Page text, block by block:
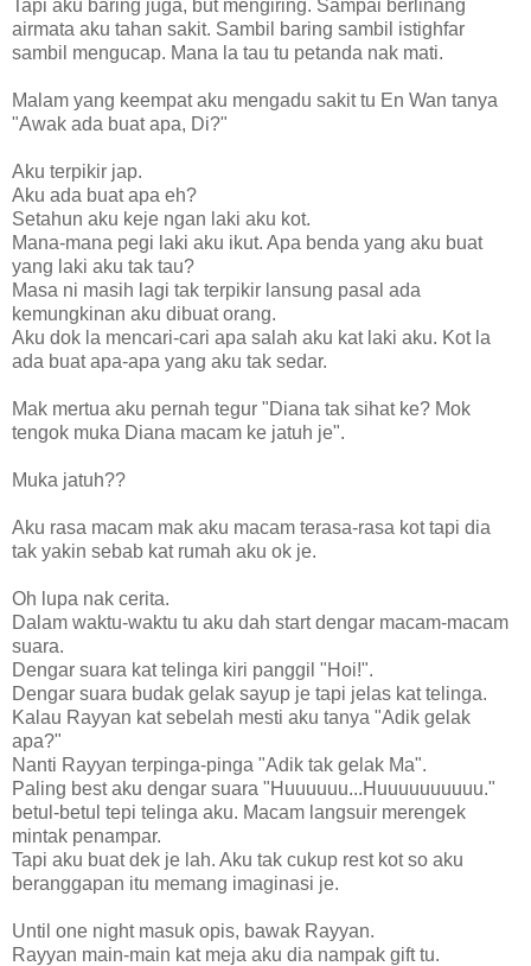
Tapi aku baring juga, but mengiring. Sampai berlinang
airmata aku tahan sakit. Sambil baring sambil istighfar
sambil mengucap. Mana la tau tu petanda nak mati.
Malam yang keempat aku mengadu sakit tu En Wan tanya
"Awak ada buat apa, Di?"
Aku terpikir jap.
Aku ada buat apa eh?
Setahun aku keje ngan laki aku kot.
Mana-mana pegi laki aku ikut. Apa benda yang aku buat
yang laki aku tak tau?
Masa ni masih lagi tak terpikir lansung pasal ada
kemungkinan aku dibuat orang.
Aku dok la mencari-cari apa salah aku kat laki aku. Kot la
ada buat apa-apa yang aku tak sedar.
Mak mertua aku pernah tegur "Diana tak sihat ke? Mok
tengok muka Diana macam ke jatuh je".
Muka jatuh??
Aku rasa macam mak aku macam terasa-rasa kot tapi dia
tak yakin sebab kat rumah aku ok je.
Oh lupa nak cerita.
Dalam waktu-waktu tu aku dah start dengar macam-macam
suara.
Dengar suara kat telinga kiri panggil "Hoi!".
Dengar suara budak gelak sayup je tapi jelas kat telinga.
Kalau Rayyan kat sebelah mesti aku tanya "Adik gelak
apa?"
Nanti Rayyan terpinga-pinga "Adik tak gelak Ma".
Paling best aku dengar suara "Huuuuuu...Huuuuuuuuuu."
betul-betul tepi telinga aku. Macam langsuir merengek
mintak penampar.
Tapi aku buat dek je lah. Aku tak cukup rest kot so aku
beranggapan itu memang imaginasi je.
Until one night masuk opis, bawak Rayyan.
Rayyan main-main kat meja aku dia nampak gift tu.